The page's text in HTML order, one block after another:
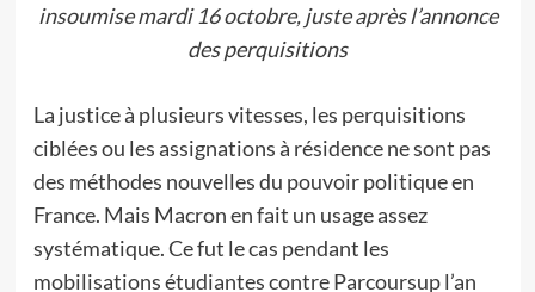
insoumise mardi 16 octobre, juste après l’annonce
des perquisitions
La justice à plusieurs vitesses, les perquisitions
ciblées ou les assignations à résidence ne sont pas
des méthodes nouvelles du pouvoir politique en
France. Mais Macron en fait un usage assez
systématique. Ce fut le cas pendant les
mobilisations étudiantes contre Parcoursup l’an